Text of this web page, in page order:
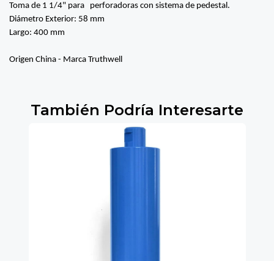
Toma de 1 1/4" para perforadoras con sistema de pedestal.
Diámetro Exterior: 58 mm
Largo: 400 mm
Origen China - Marca Truthwell
También Podría Interesarte